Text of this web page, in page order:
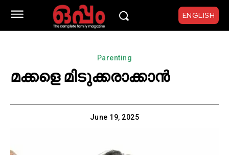
ENGLISH
Parenting
മക്കളെ മിടുക്കരാക്കാൻ
June 19, 2025